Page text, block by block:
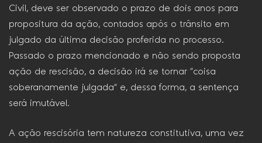
Civil, deve ser observado o prazo de dois anos para
propositura da ação, contados após o trânsito em
julgado da última decisão proferida no processo.
Passado o prazo mencionado e não sendo proposta
ação de rescisão, a decisão irá se tornar “coisa
soberanamente julgada” e, dessa forma, a sentença
será imutável.
A ação rescisória tem natureza constitutiva, uma vez